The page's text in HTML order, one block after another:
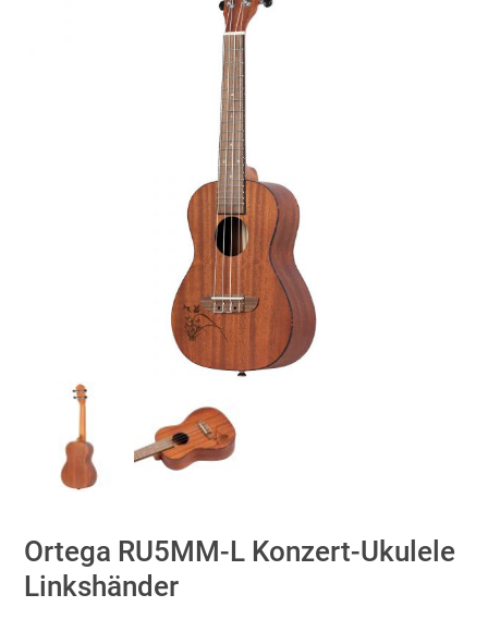
Ortega RU5MM-L Konzert-Ukulele
Linkshänder